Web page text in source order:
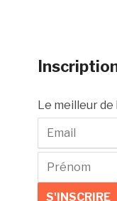
Le meilleur de